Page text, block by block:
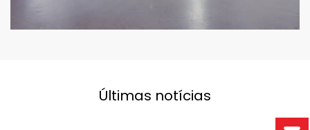
Últimas notícias